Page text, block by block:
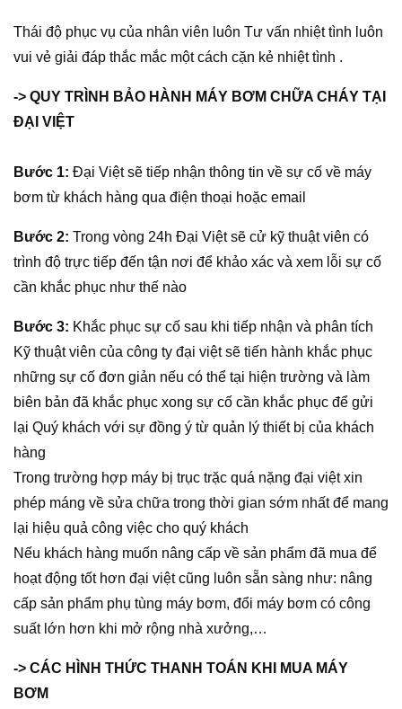
Thái độ phục vụ của nhân viên luôn Tư vấn nhiệt tình luôn
vui vẻ giải đáp thắc mắc một cách cặn kẻ nhiệt tình .
-> QUY TRÌNH BẢO HÀNH MÁY BƠM CHỮA CHÁY TẠI
ĐẠI VIỆT
Bước 1: Đại Việt sẽ tiếp nhận thông tin về sự cố về máy
bơm từ khách hàng qua điện thoại hoặc email
Bước 2: Trong vòng 24h Đại Việt sẽ cử kỹ thuật viên có
trình độ trực tiếp đến tận nơi để khảo xác và xem lỗi sự cố
cần khắc phục như thế nào
Bước 3: Khắc phục sự cố sau khi tiếp nhận và phân tích
Kỹ thuật viên của công ty đại việt sẽ tiến hành khắc phục
những sự cố đơn giản nếu có thể tại hiện trường và làm
biên bản đã khắc phục xong sự cố cần khắc phục để gửi
lại Quý khách với sự đồng ý từ quản lý thiết bị của khách
hàng
Trong trường hợp máy bị trục trặc quá nặng đại việt xin
phép máng về sửa chữa trong thời gian sớm nhất để mang
lại hiệu quả công việc cho quý khách
Nếu khách hàng muốn nâng cấp về sản phẩm đã mua để
hoạt động tốt hơn đại việt cũng luôn sẵn sàng như: nâng
cấp sản phẩm phụ tùng máy bơm, đổi máy bơm có công
suất lớn hơn khi mở rộng nhà xưởng,…
-> CÁC HÌNH THỨC THANH TOÁN KHI MUA MÁY
BƠM